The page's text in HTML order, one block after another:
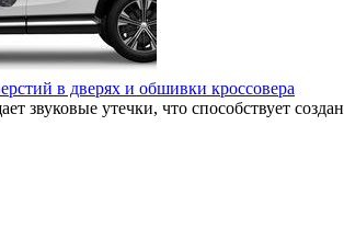
в дверях и обшивки кроссовера
звуковые утечки, что способствует